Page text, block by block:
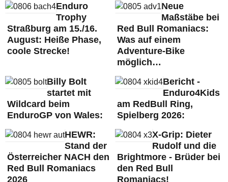
Enduro
Trophy
Straßburg am 15./16.
August: Heiße Phase,
coole Strecke!
Neue
Maßstäbe bei
Red Bull Romaniacs:
Was auf einem
Adventure-Bike
möglich…
Billy Bolt
startet mit
Wildcard beim
EnduroGP von Wales:
Bericht -
Enduro4Kids
am RedBull Ring,
Spielberg 2026:
HEWR:
Stand der
Österreicher NACH den
Red Bull Romaniacs
2026
X-Grip: Dieter
Rudolf und die
Brightmore - Brüder bei
den Red Bull
Romaniacs!